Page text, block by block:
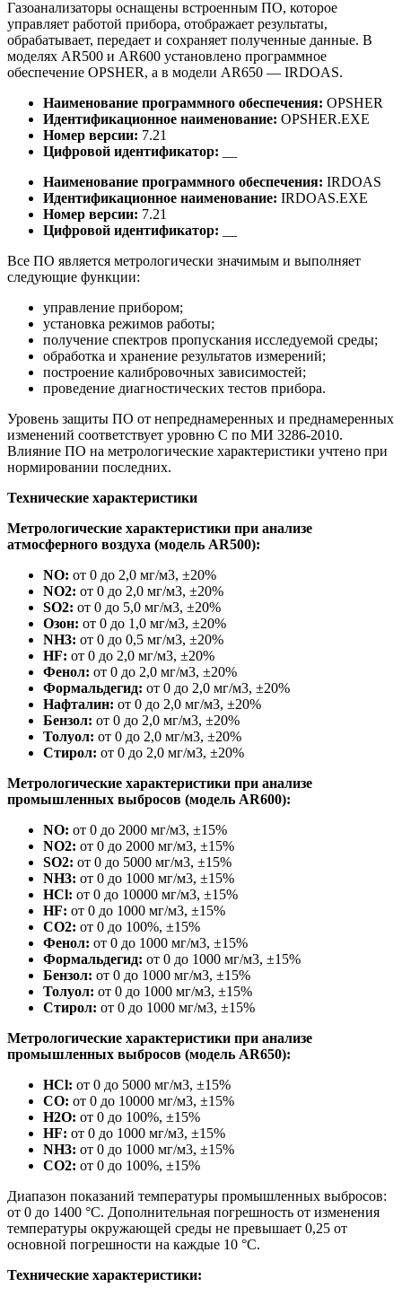
Газоанализаторы оснащены встроенным ПО, которое
управляет работой прибора, отображает результаты,
обрабатывает, передает и сохраняет полученные данные. В
моделях AR500 и AR600 установлено программное
обеспечение OPSHER, а в модели AR650 — IRDOAS.
Наименование программного обеспечения: OPSHER
Идентификационное наименование: OPSHER.EXE
Номер версии: 7.21
Цифровой идентификатор:
Наименование программного обеспечения: IRDOAS
Идентификационное наименование: IRDOAS.EXE
Номер версии: 7.21
Цифровой идентификатор:
Все ПО является метрологически значимым и выполняет
следующие функции:
управление прибором;
установка режимов работы;
получение спектров пропускания исследуемой среды;
обработка и хранение результатов измерений;
построение калибровочных зависимостей;
проведение диагностических тестов прибора.
Уровень защиты ПО от непреднамеренных и преднамеренных
изменений соответствует уровню С по МИ 3286-2010.
Влияние ПО на метрологические характеристики учтено при
нормировании последних.
Технические характеристики
Метрологические характеристики при анализе
атмосферного воздуха (модель AR500):
NO: от 0 до 2,0 мг/м3, ±20%
NO2: от 0 до 2,0 мг/м3, ±20%
SO2: от 0 до 5,0 мг/м3, ±20%
Озон: от 0 до 1,0 мг/м3, ±20%
NH3: от 0 до 0,5 мг/м3, ±20%
HF: от 0 до 2,0 мг/м3, ±20%
Фенол: от 0 до 2,0 мг/м3, ±20%
Формальдегид: от 0 до 2,0 мг/м3, ±20%
Нафталин: от 0 до 2,0 мг/м3, ±20%
Бензол: от 0 до 2,0 мг/м3, ±20%
Толуол: от 0 до 2,0 мг/м3, ±20%
Стирол: от 0 до 2,0 мг/м3, ±20%
Метрологические характеристики при анализе
промышленных выбросов (модель AR600):
NO: от 0 до 2000 мг/м3, ±15%
NO2: от 0 до 2000 мг/м3, ±15%
SO2: от 0 до 5000 мг/м3, ±15%
NH3: от 0 до 1000 мг/м3, ±15%
HCl: от 0 до 10000 мг/м3, ±15%
HF: от 0 до 1000 мг/м3, ±15%
CO2: от 0 до 100%, ±15%
Фенол: от 0 до 1000 мг/м3, ±15%
Формальдегид: от 0 до 1000 мг/м3, ±15%
Бензол: от 0 до 1000 мг/м3, ±15%
Толуол: от 0 до 1000 мг/м3, ±15%
Стирол: от 0 до 1000 мг/м3, ±15%
Метрологические характеристики при анализе
промышленных выбросов (модель AR650):
HCl: от 0 до 5000 мг/м3, ±15%
CO: от 0 до 10000 мг/м3, ±15%
H2O: от 0 до 100%, ±15%
HF: от 0 до 1000 мг/м3, ±15%
NH3: от 0 до 1000 мг/м3, ±15%
CO2: от 0 до 100%, ±15%
Диапазон показаний температуры промышленных выбросов:
от 0 до 1400 °C. Дополнительная погрешность от изменения
температуры окружающей среды не превышает 0,25 от
основной погрешности на каждые 10 °C.
Технические характеристики: